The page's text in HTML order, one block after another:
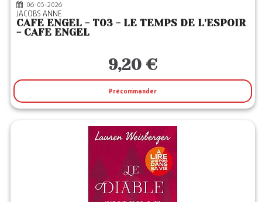
06-05-2026
JACOBS ANNE
CAFE ENGEL - T03 - LE TEMPS DE L'ESPOIR
- CAFE ENGEL
9,20 €
Précommander